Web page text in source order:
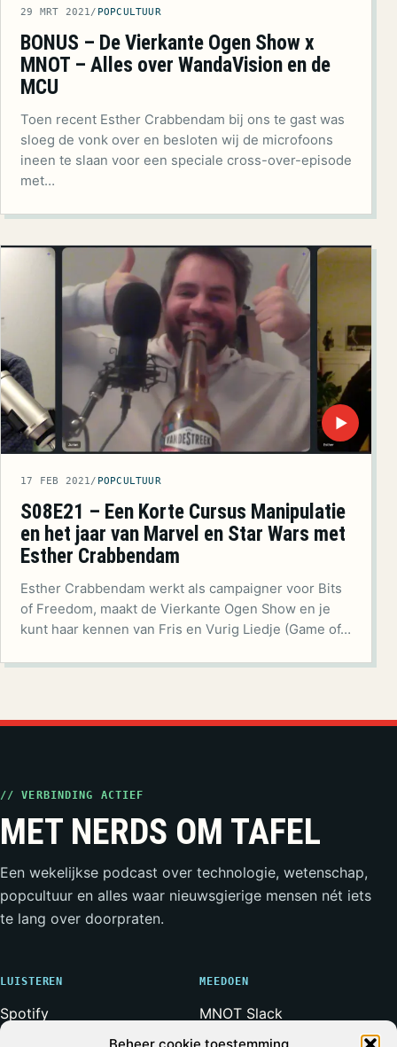
29 MRT 2021/ POPCULTUUR
BONUS – De Vierkante Ogen Show x
MNOT – Alles over WandaVision en de
MCU
Toen recent Esther Crabbendam bij ons te gast was
sloeg de vonk over en besloten wij de microfoons
ineen te slaan voor een speciale cross-over-episode
met…
▶
17 FEB 2021/ POPCULTUUR
S08E21 – Een Korte Cursus Manipulatie
en het jaar van Marvel en Star Wars met
Esther Crabbendam
Esther Crabbendam werkt als campaigner voor Bits
of Freedom, maakt de Vierkante Ogen Show en je
kunt haar kennen van Fris en Vurig Liedje (Game of…
// VERBINDING ACTIEF
MET NERDS OM TAFEL
Een wekelijkse podcast over technologie, wetenschap,
popcultuur en alles waar nieuwsgierige mensen nét iets
te lang over doorpraten.
LUISTEREN
Spotify
MEEDOEN
MNOT Slack
Weerwolven Slack